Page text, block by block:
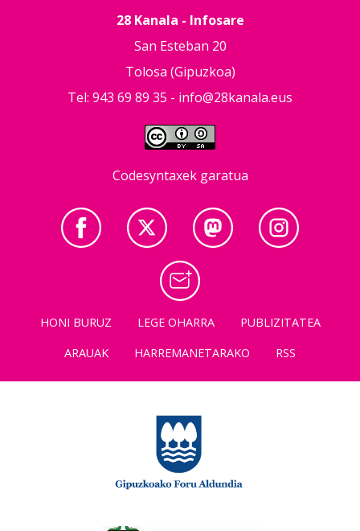
28 Kanala - Infosare
San Esteban 20
Tolosa (Gipuzkoa)
Tel: 943 69 89 35 - info@28kanala.eus
Codesyntaxek garatua
HONI BURUZ LEGE OHARRA
PUBLIZITATEA
ARAUAK
HARREMANETARAKO RSS